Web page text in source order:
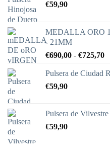
€59,90
MEDALLA ORO
- 21MM
€690,00 - €725,70
Pulsera de Ciudad
€59,90
Pulsera de Vilvestre
€59,90